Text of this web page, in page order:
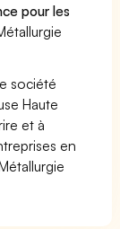
pour les
société
Haute
et à
en